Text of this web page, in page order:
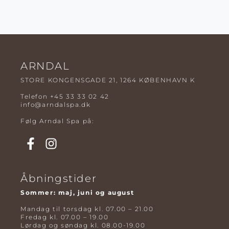
ARNDAL
STORE KONGENSGADE 21, 1264 KØBENHAVN K
Telefon +45 33 33 02 42
info@arndalspa.dk
Følg Arndal Spa på:
Åbningstider
Sommer: maj, juni og august
Mandag til torsdag kl. 07.00 – 21.00
Fredag kl. 07.00 – 19.00
Lørdag og søndag kl. 08.00-19.00